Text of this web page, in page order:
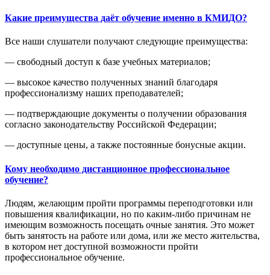
Какие преимущества даёт обучение именно в КМИДО?
Все наши слушатели получают следующие преимущества:
— свободный доступ к базе учебных материалов;
— высокое качество полученных знаний благодаря
профессионализму наших преподавателей;
— подтверждающие документы о получении образования
согласно законодательству Российской Федерации;
— доступные цены, а также постоянные бонусные акции.
Кому необходимо дистанционное профессиональное
обучение?
Людям, желающим пройти программы переподготовки или
повышения квалификации, но по каким-либо причинам не
имеющим возможность посещать очные занятия. Это может
быть занятость на работе или дома, или же место жительства,
в котором нет доступной возможности пройти
профессиональное обучение.